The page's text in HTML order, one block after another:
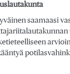
saamaasi